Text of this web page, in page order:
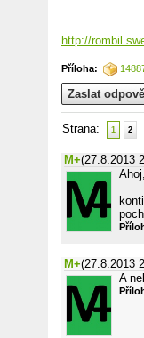
http://
Příloha:
Zaslat
Strana: 1 2
M+(27.8.2013
Ahoj,
M+(27.8.2013
A